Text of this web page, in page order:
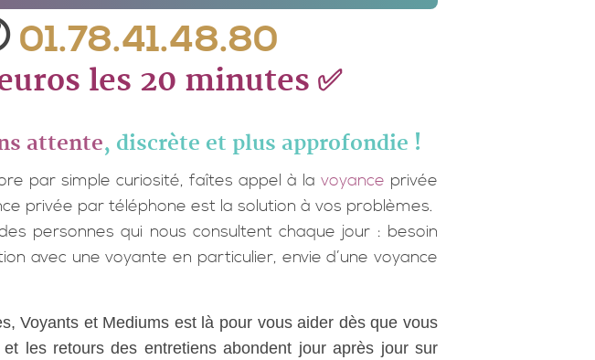
01.78.41.48.80
les 20 minutes ✅
attente, discrète et plus approfondie !
par simple curiosité, faîtes appel à la voyance privée
privée par téléphone est la solution à vos problèmes.
personnes qui nous consultent chaque jour : besoin
avec une voyante en particulier, envie d’une voyance
Voyants et Mediums est là pour vous aider dès que vous
les retours des entretiens abondent jour après jour sur